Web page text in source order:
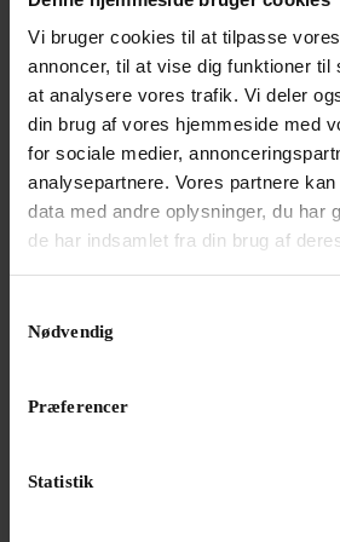
Vi bruger cookies til at tilpasse
annoncer, til at vise dig funktioner til
at analysere vores trafik. Vi deler
din brug af vores hjemmeside med
for sociale medier,
analysepartnere. Vores partnere
data med andre oplysninger, du har
de har indsamlet fra din brug af
Nødvendig
Præferencer
Statistik
NYHED
Bayreuths nye ‘AI Ring’ får
En slunken pengekasse har
jubilæumsopsætning af Wagners
udskældt AI-eksperiment.